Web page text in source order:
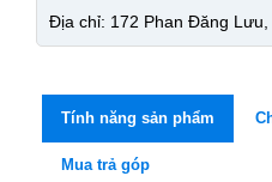
Địa chỉ: 172 Phan Đăng
Tính năng sản phẩm
Mua trả góp